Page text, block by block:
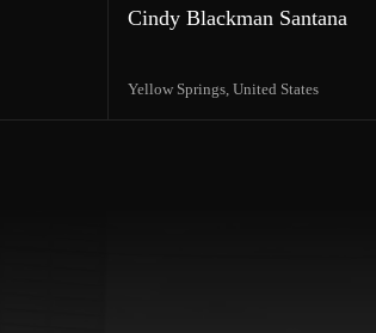
Cindy Blackman Santana
Yellow Springs, United States